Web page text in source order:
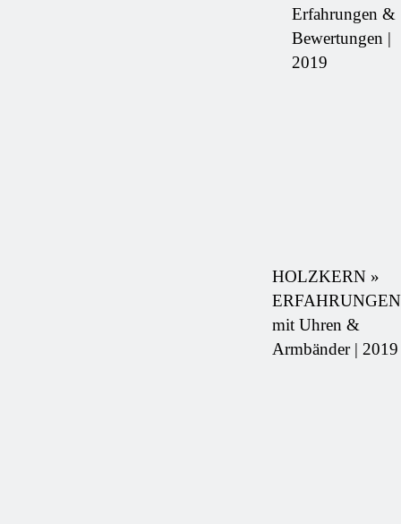
Erfahrungen &
Bewertungen |
2019
HOLZKERN »
ERFAHRUNGEN
mit Uhren &
Armbänder | 2019